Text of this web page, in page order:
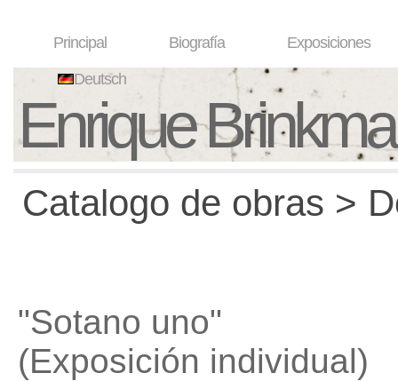
Principal Biografía Exposiciones
Deutsch
Enrique
Catalogo de obras >
"Sotano uno"
(Exposición individual)